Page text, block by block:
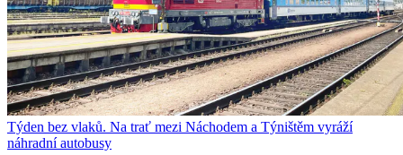
Týden bez vlaků. Na trať mezi Náchodem a Týništěm vyráží
náhradní autobusy